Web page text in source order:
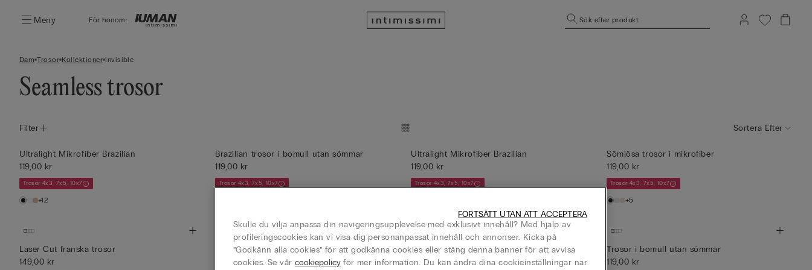
Meny För honom: Sök efter produkt
Dam Trosor Kollektioner Invisible
Seamless trosor
Filter Sortera Efter
Ultralight Mikrofiber Brazilian
119,00 kr
Trosor 4x3, 7x5, 10x7
+12
Brazilian trosor i bomull utan sömmar
119,00 kr
Trosor 4x3, 7x5, 10x7
Ultralight Mikrofiber Brazilian
119,00 kr
Trosor 4x3, 7x5, 10x7
Sömlösa trosor i mikrofiber
119,00 kr
Trosor 4x3, 7x5, 10x7
+5
Laser Cut franska trosor
149,00 kr
Trosor i bomull utan sömmar
119,00 kr
Laser Cut franska trosor
149,00 kr
Trosor i bomull utan sömmar
119,00 kr
Skulle du vilja anpassa din navigeringsupplevelse med exklusivt innehåll? Med hjälp av
profileringscookies kan vi visa dig personanpassat innehåll och annonser. Kicka på
”Godkänn alla cookies” för att godkänna cookies eller stäng denna banner för att avvisa
cookies. Se vår cookiepolicyför mer information. Du kan ändra dina cookieinställningar när
FORTSÄTT UTAN ATT ACCEPTERA